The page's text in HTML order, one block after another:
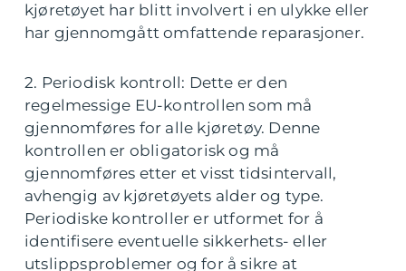
kjøretøyet har blitt involvert i en ulykke eller
har gjennomgått omfattende reparasjoner.
2. Periodisk kontroll: Dette er den
regelmessige EU-kontrollen som må
gjennomføres for alle kjøretøy. Denne
kontrollen er obligatorisk og må
gjennomføres etter et visst tidsintervall,
avhengig av kjøretøyets alder og type.
Periodiske kontroller er utformet for å
identifisere eventuelle sikkerhets- eller
utslippsproblemer og for å sikre at